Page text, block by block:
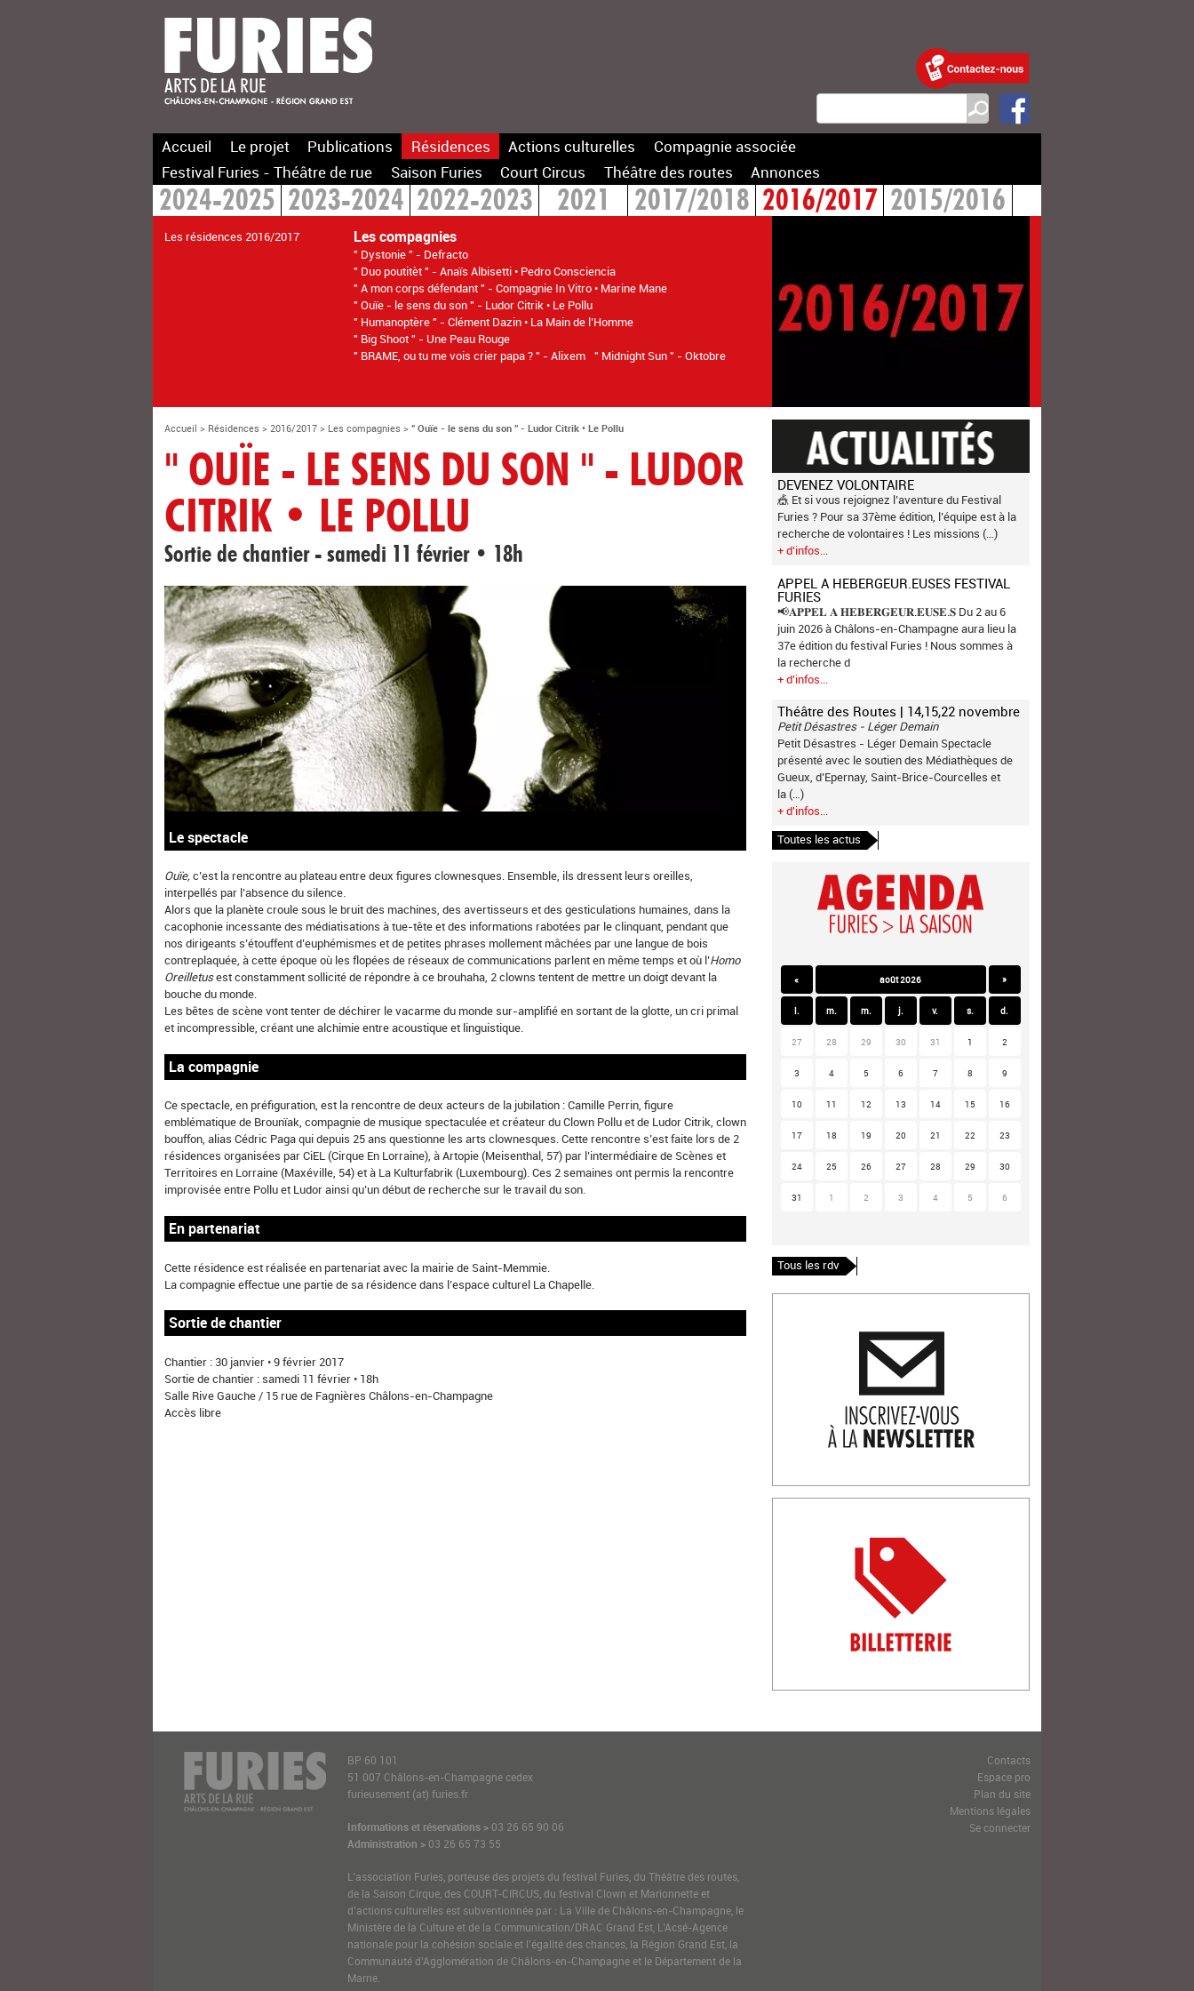
Accueil Le projet Publications Résidences Actions culturelles
Compagnie associée
Festival Furies - Théâtre de rue
Saison Furies Court Circus Théâtre des routes Annonces
2024-2025 2023-2024 2022-2023 2021 2017/2018 2016/2017
Les résidences 2016/2017 Les compagnies
" Dystonie " - Defracto
" Duo poutitèt " - Anaïs Albisetti • Pedro Consciencia
" A mon corps défendant " - Compagnie In Vitro • Marine Mane
" Ouïe - le sens du son " - Ludor Citrik • Le Pollu
" Humanoptère " - Clément Dazin • La Main de l’Homme
" Big Shoot " - Une Peau Rouge
" BRAME, ou tu me vois crier papa ? " - Alixem " Midnight Sun " - Oktobre
2015/2016
Accueil > Résidences > 2016/2017 > Les compagnies >" Ouïe - le sens du son " - Ludor Citrik • Le Pollu
" OUÏE - LE SENS DU SON " - LUDOR
CITRIK • LE POLLU
Sortie de chantier - samedi 11 février • 18h
Le spectacle
Ouïe,c’est la rencontre au plateau entre deux figures clownesques. Ensemble, ils dressent leurs oreilles,
interpellés par l’absence du silence.
Alors que la planète croule sous le bruit des machines, des avertisseurs et des gesticulations humaines, dans la
cacophonie incessante des médiatisations à tue-tête et des informations rabotées par le clinquant, pendant que
nos dirigeants s’étouffent d’euphémismes et de petites phrases mollement mâchées par une langue de bois
contreplaquée, à cette époque où les flopées de réseaux de communications parlent en même temps et où l’Homo
Oreilletusest constamment sollicité de répondre à ce brouhaha, 2 clowns tentent de mettre un doigt devant la
bouche du monde.
Les bêtes de scène vont tenter de déchirer le vacarme du monde sur-amplifié en sortant de la glotte, un cri primal
et incompressible, créant une alchimie entre acoustique et linguistique.
La compagnie
Ce spectacle, en préfiguration, est la rencontre de deux acteurs de la jubilation : Camille Perrin, figure
emblématique de Brounïak, compagnie de musique spectaculée et créateur du Clown Pollu et de Ludor Citrik, clown
bouffon, alias Cédric Paga qui depuis 25 ans questionne les arts clownesques. Cette rencontre s’est faite lors de 2
résidences organisées par CiEL (Cirque En Lorraine), à Artopie (Meisenthal, 57) par l’intermédiaire de Scènes et
Territoires en Lorraine (Maxéville, 54) et à La Kulturfabrik (Luxembourg). Ces 2 semaines ont permis la rencontre
improvisée entre Pollu et Ludor ainsi qu’un début de recherche sur le travail du son.
En partenariat
Cette résidence est réalisée en partenariat avec la mairie de Saint-Memmie.
La compagnie effectue une partie de sa résidence dans l’espace culturel La Chapelle.
Sortie de chantier
Chantier : 30 janvier • 9 février 2017
Sortie de chantier : samedi 11 février • 18h
Salle Rive Gauche / 15 rue de Fagnières Châlons-en-Champagne
Accès libre
DEVENEZ VOLONTAIRE
🎪 Et si vous rejoignez l’aventure du Festival
Furies ? Pour sa 37ème édition, l’équipe est à la
recherche de volontaires ! Les missions (…)
+ d'infos...
APPEL A HEBERGEUR.EUSES FESTIVAL
FURIES
📢𝐀𝐏𝐏𝐄𝐋 𝐀 𝐇𝐄𝐁𝐄𝐑𝐆𝐄𝐔𝐑.𝐄𝐔𝐒𝐄.𝐒 Du 2 au 6
juin 2026 à Châlons-en-Champagne aura lieu la
37e édition du festival Furies ! Nous sommes à
la recherche d
+ d'infos...
Théâtre des Routes | 14,15,22 novembre
Petit Désastres - Léger Demain
Petit Désastres - Léger Demain Spectacle
présenté avec le soutien des Médiathèques de
Gueux, d’Epernay, Saint-Brice-Courcelles et
la (…)
+ d'infos...
Toutes les actus
« août 2026 »
l. m. m. j. v. s. d.
27 28 29 30 31 1 2
3 4 5 6 7 8 9
10 11 12 13 14 15 16
17 18 19 20 21 22 23
24 25 26 27 28 29 30
31 1 2 3 4 5 6
Tous les rdv
BP 60 101
51 007 Châlons-en-Champagne cedex
furieusement (at) furies.fr
Informations et réservations > 03 26 65 90 06
Administration > 03 26 65 73 55
L’association Furies, porteuse des projets du festival Furies, du Théâtre des routes,
de la Saison Cirque, des COURT-CIRCUS, du festival Clown et Marionnette et
d’actions culturelles est subventionnée par : La Ville de Châlons-en-Champagne, le
Ministère de la Culture et de la Communication/DRAC Grand Est, L’Acsé-Agence
nationale pour la cohésion sociale et l’égalité des chances, la Région Grand Est, la
Communauté d’Agglomération de Châlons-en-Champagne et le Département de la
Marne.
Contacts
Espace pro
Plan du site
Mentions légales
Se connecter